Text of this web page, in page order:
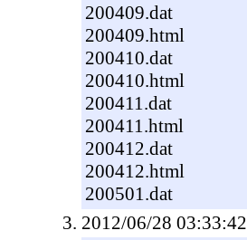
200409.dat
200409.html
200410.dat
200410.html
200411.dat
200411.html
200412.dat
200412.html
200501.dat
2012/06/28 03:33:42